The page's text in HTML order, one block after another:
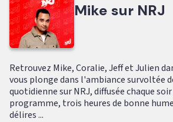
Mike sur NRJ
Retrouvez Mike, Coralie, Jeff et Julien
vous plonge dans l'ambiance survoltée
quotidienne sur NRJ, diffusée chaque soir
programme, trois heures de bonne
délires ...